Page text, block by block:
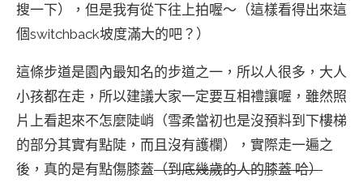
搜一下），但是我有從下往上拍喔～（這樣看得出來這
個switchback坡度滿大的吧？）
這條步道是園內最知名的步道之一，所以人很多，大人
小孩都在走，所以建議大家一定要互相禮讓喔，雖然照
片上看起來不怎麼陡峭（雪柔當初也是沒預料到下樓梯
的部分其實有點陡，而且沒有護欄），實際走一遍之
後，真的是有點傷膝蓋（到底幾歲的人的膝蓋 哈）